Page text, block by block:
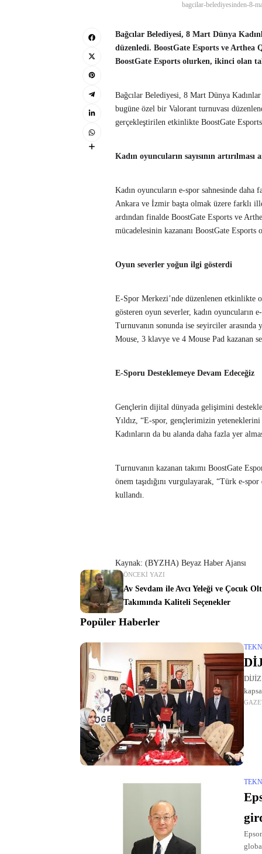
bagcilar-belediyesinden-8-
Bağcılar Belediyesi, 8 Mart Dünya
düzenledi. BoostGate Esports ve Arthea
BoostGate Esports olurken, ikinci olan
Bağcılar Belediyesi, 8 Mart Dünya
bugüne özel bir Valorant turnuvası
gerçekleştirilen etkinlikte BoostGate
Kadın oyuncuların sayısının artırılması
Kadın oyuncuların e-spor sahnesinde daha
Ankara ve İzmir başta olmak üzere farklı
ardından finalde BoostGate Esports ve
mücadelesinin kazananı BoostGate Esports
Oyun severler yoğun ilgi gösterdi
E-Spor Merkezi’nde düzenlenen etkinlikte
gösteren oyun severler, kadın oyuncuların
Turnuvanın sonunda ise seyirciler
Mouse, 3 klavye ve 4 Mouse Pad kazanan
E-Sporu Desteklemeye Devam Edeceğiz
Gençlerin dijital dünyada gelişimini
Yıldız, “E-spor, gençlerimizin
Kadınların da bu alanda daha fazla yer
Turnuvanın kazanan takımı BoostGate
önem taşıdığını vurgulayarak, “Türk e-
kullandı.
Kaynak: (BYZHA) Beyaz Haber Ajansı
ÖNCEKI YAZI
Av Sevdam ile Avcı Yeleği ve Çocuk
Takımında Kaliteli Seçenekler
Popüler Haberler